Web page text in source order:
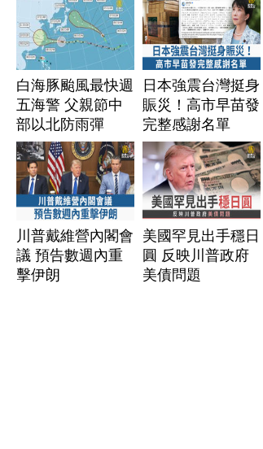
白海豚颱風最快週
五海警 父親節中
部以北防雨彈
日本強震台灣挺身
賑災！高市早苗發
完整感謝名單
川普戴維營內閣會
議 預告數週內重
擊伊朗
美國罕見出手穩日
圓 反映川普政府
美債問題